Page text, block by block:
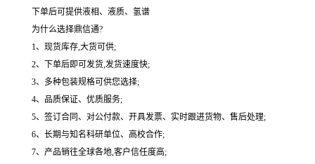
下单后可提供液相、液质、氢谱
为什么选择鼎信通?
1、现货库存,大货可供;
2、下单后即可发货,发货速度快;
3、多种包装规格可供您选择;
4、品质保证、优质服务;
5、签订合同、对公付款、开具发票、实时跟进货物、售后处理;
6、长期与知名科研单位、高校合作;
7、产品销往全球各地,客户信任度高;